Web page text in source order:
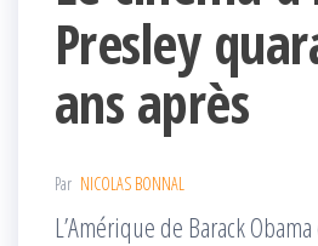
Presley
ans après
Par NICOLAS BONNAL
L’Amérique de Barack